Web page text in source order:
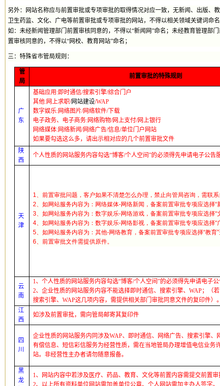
另外：网站名称应与前置审批或专项审批的取得情况对应一致，无新闻、出版、
卫生药监、文化、广电等前置审批或专项审批的网站，不得以相关领域关键词命
如：未经新闻管理部门前置审核同意的，不得以“新闻网”命名；未经教育管理部
置审核同意的，不得以“网校、教育网站”命名；
三：特殊省市管局规则：
管
局
前置审批的特殊规则
广
东
基础应用 :即时通信/搜索引擎/综合门户
其他:网上求职/网站建设/WAP
数字娱乐:网络图片/网络软件/下载
电子政务、电子商务:网络购物/网上支付/网上银行
网络媒体:网络新闻/网络广告/信息/单位门户网站
如果要勾选这么多，请出示相对应的几个前置审批文件
陕
西
个人性质的网站服务内容勾选“博客/个人空间”的必须得先申请电子公告
天
津
1、前置审批问题，客户如果不清楚怎么办理，禁止向管局咨询，需联
2、如网站服务内容为：网络媒体-网络新闻，备案前置审批专项应选择“
3、如网站服务内容为：数字娱乐-网络游戏，备案前置审批专项应选择“
4、如网站服务内容为：数字娱乐-网络影视，备案前置审批专项应选择“
5、如网站服务内容为：其他-网络教育，备案前置审批专项应选择“教育
6、前置审批文件需提供原件。
云
南
1、个人性质的网站服务内容勾选“博客/个人空间”的必须得先申请电子
2、企业性质的网站服务内容不能选择即时通信、搜索引擎、WAP；（
搜索引擎、WAP这几项内容，需提供相关部门审批同意文件的复印件）
江
西
如涉及前置审批，需向管局邮寄其复印件
四
川
企业性质的网站服务内同涉及WAP、即时通信、网络广告、搜索引擎、
有偿信息、短信彩信服务为经营性质，需在当地管局办理增值电信业务
站。非经营性主办者请勿随意报备。
黑
龙
1、网站内容中若涉及医疗、药品、教育、文化等前置内容需提交前置
2、以上所有资料单位网站需加盖单位公章、个人网站需加主办人签字。